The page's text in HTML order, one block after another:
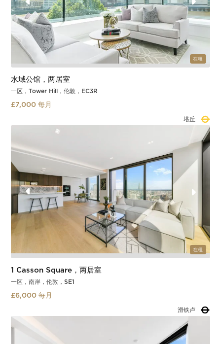
在租
水域公馆，两居室
一区，Tower Hill，伦敦，EC3R
£7,000 每月
塔丘
在租
1 Casson Square，两居室
一区，南岸，伦敦，SE1
£6,000 每月
滑铁卢
Slide 4 of 4.